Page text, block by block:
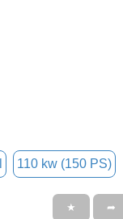
110 kw (150 PS)
★ ➦